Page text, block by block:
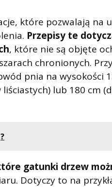
które pozwalają na
Przepisy te
, które nie są objęte
chronionych.
pnia na wysokości
lub 180 cm
gatunki drzew
Dotyczy to na